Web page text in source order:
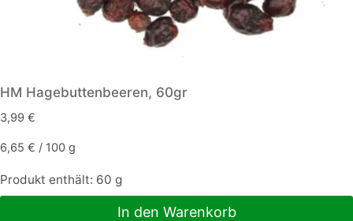
HM Hagebuttenbeeren, 60gr
3,99 €
6,65 € / 100 g
Produkt enthält: 60 g
In den Warenkorb